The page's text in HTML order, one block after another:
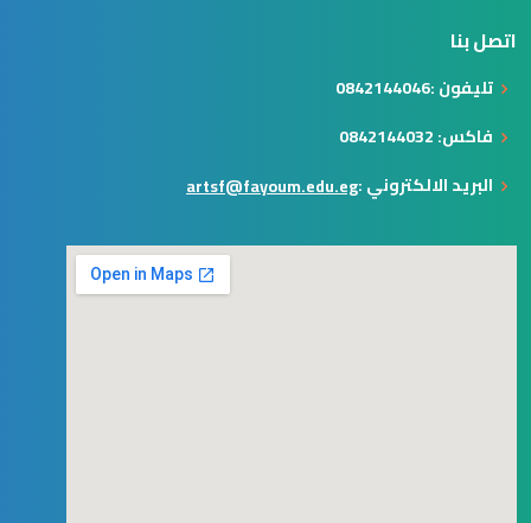
اتصل بنا
تليفون :0842144046
فاكس: 0842144032
البريد الالكتروني :artsf@fayoum.edu.eg